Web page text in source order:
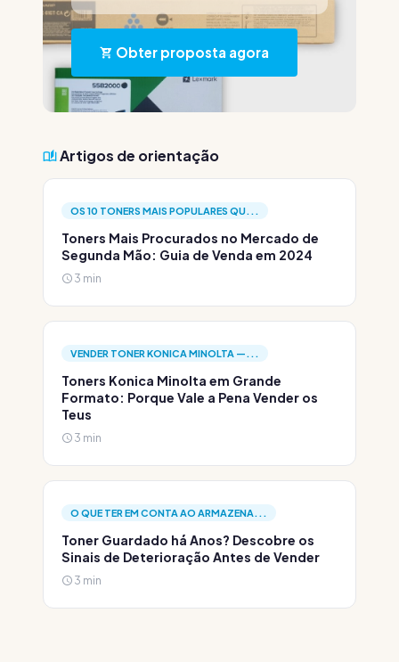
Obter proposta agora
Artigos de orientação
OS 10 TONERS MAIS POPULARES QU...
Toners Mais Procurados no Mercado de
Segunda Mão: Guia de Venda em 2024
3 min
VENDER TONER KONICA MINOLTA —...
Toners Konica Minolta em Grande
Formato: Porque Vale a Pena Vender os
Teus
3 min
O QUE TER EM CONTA AO ARMAZENA...
Toner Guardado há Anos? Descobre os
Sinais de Deterioração Antes de Vender
3 min